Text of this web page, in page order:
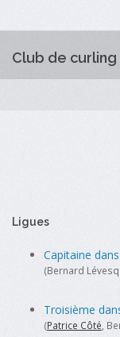
Club de curling
Ligues
Capitaine
(Bernard
Troisième
(Patrice Côté,